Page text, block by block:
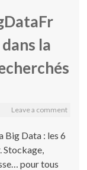
la
Leave a comment
Big Data : les 6
Stockage,
pour tous